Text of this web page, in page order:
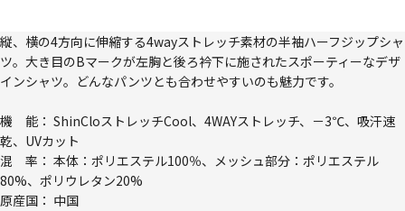
縦、横の4方向に伸縮する4wayストレッチ素材の半袖ハーフジップシャ
ツ。大き目のBマークが左胸と後ろ衿下に施されたスポーティーなデザ
インシャツ。どんなパンツとも合わせやすいのも魅力です。
機 能： ShinCloストレッチCool、4WAYストレッチ、－3℃、吸汗速
乾、UVカット
混 率： 本体：ポリエステル100％、メッシュ部分：ポリエステル
80%、ポリウレタン20%
原産国： 中国